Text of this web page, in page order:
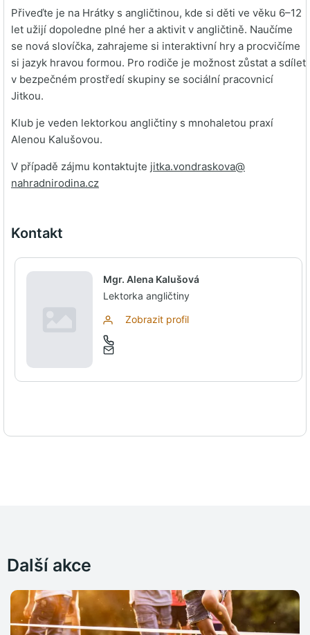
Přiveďte je na Hrátky s angličtinou, kde si děti ve věku 6–12
let užijí dopoledne plné her a aktivit v angličtině. Naučíme
se nová slovíčka, zahrajeme si interaktivní hry a procvičíme
si jazyk hravou formou. Pro rodiče je možnost zůstat a sdílet
v bezpečném prostředí skupiny se sociální pracovnicí
Jitkou.
Klub je veden lektorkou angličtiny s mnohaletou praxí
Alenou Kalušovou.
V případě zájmu kontaktujte jitka.vondraskova@
nahradnirodina.cz
Kontakt
Mgr. Alena Kalušová
Lektorka angličtiny
Zobrazit profil
Další akce